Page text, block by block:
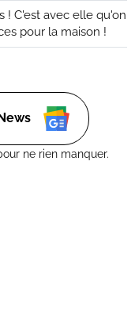
! C'est avec elle qu'on
pour la maison !
ne rien manquer.